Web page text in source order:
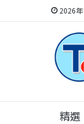
2026
精選